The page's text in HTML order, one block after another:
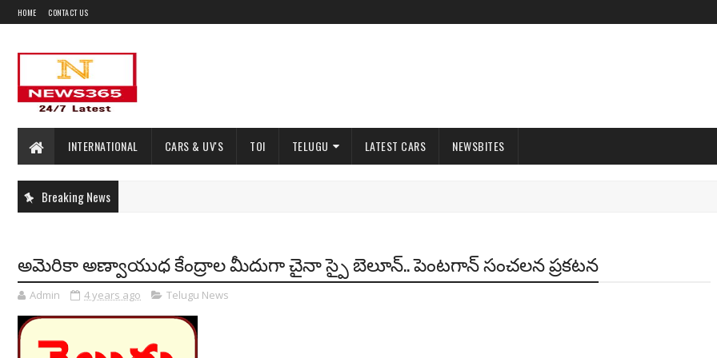
HOME CONTACT US
INTERNATIONAL CARS & UV'S TOI TELUGU LATEST CARS NEWSBITES
Breaking News
అమెరికా అణ్వాయుధ కేంద్రాల మీదుగా చైనా స్పై బెలూన్.. పెంటగాన్ సంచలన ప్రకటన
Admin 4 years ago Telugu News